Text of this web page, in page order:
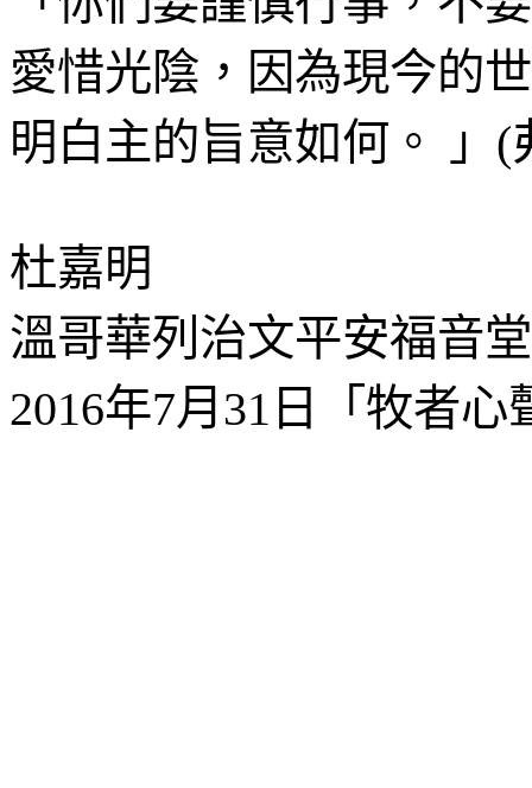
愛惜光陰，因為現今的
明白主的旨意如何。 」 (
杜嘉明
溫哥華列治文平安福音
2016年7月 31 日「牧者心